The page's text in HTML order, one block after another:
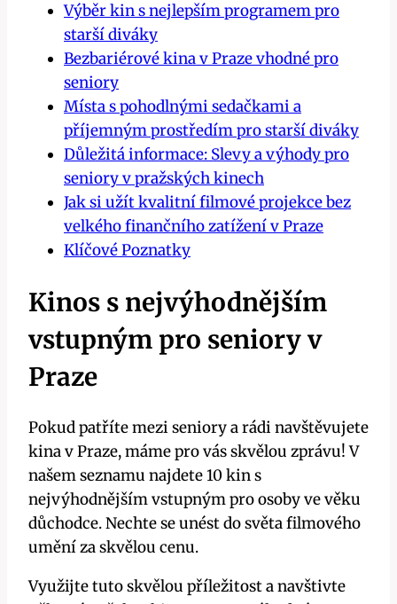
Výběr kin s nejlepším programem pro
starší diváky
Bezbariérové kina v Praze vhodné pro
seniory
Místa s pohodlnými sedačkami a
příjemným prostředím pro starší diváky
Důležitá informace: Slevy a výhody pro
seniory v pražských kinech
Jak si užít kvalitní filmové projekce bez
velkého finančního zatížení v Praze
Klíčové Poznatky
Kinos s nejvýhodnějším
vstupným pro seniory v
Praze
Pokud patříte mezi seniory a rádi navštěvujete
kina v Praze, máme pro vás skvělou zprávu! V
našem seznamu najdete 10 kin s
nejvýhodnějším vstupným pro osoby ve věku
důchodce. Nechte se unést do světa filmového
umění za skvělou cenu.
Využijte tuto skvělou příležitost a navštivte